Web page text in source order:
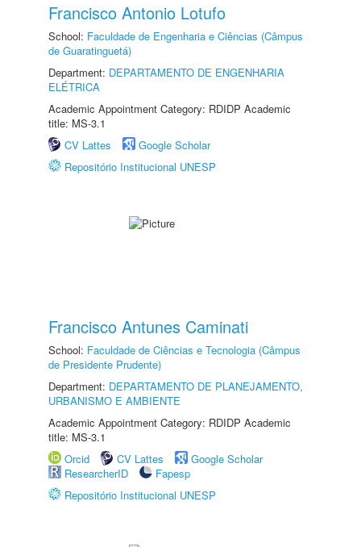
Francisco Antonio Lotufo
School: Faculdade de Engenharia e Ciências (Câmpus
de Guaratinguetá)
Department: DEPARTAMENTO DE ENGENHARIA
ELÉTRICA
Academic Appointment Category: RDIDP Academic
title: MS-3.1
CV Lattes
Google Scholar
Repositório Institucional UNESP
Francisco Antunes Caminati
School: Faculdade de Ciências e Tecnologia (Câmpus
de Presidente Prudente)
Department: DEPARTAMENTO DE PLANEJAMENTO,
URBANISMO E AMBIENTE
Academic Appointment Category: RDIDP Academic
title: MS-3.1
Orcid
CV Lattes
Google Scholar
ResearcherID
Fapesp
Repositório Institucional UNESP